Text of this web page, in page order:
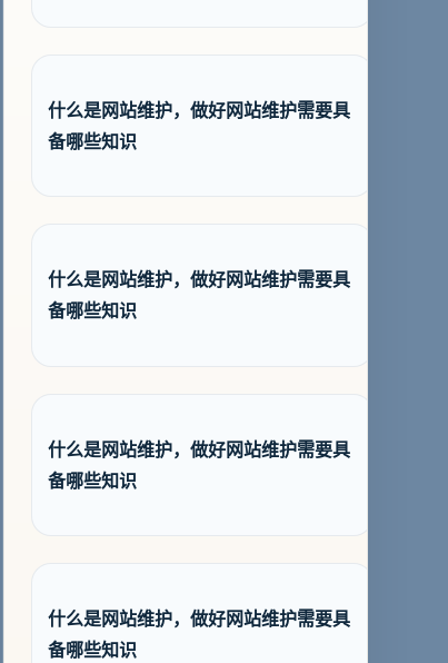
什么是网站维护，做好网站维护需要具
备哪些知识
什么是网站维护，做好网站维护需要具
备哪些知识
什么是网站维护，做好网站维护需要具
备哪些知识
什么是网站维护，做好网站维护需要具
备哪些知识